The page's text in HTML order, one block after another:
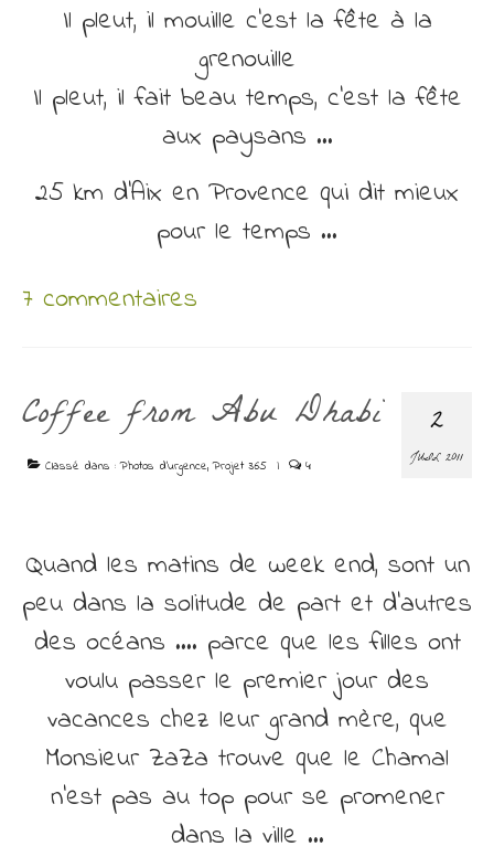
Il pleut, il mouille c’est la fête à la
grenouille
Il pleut, il fait beau temps, c’est la fête
aux paysans …
25 km d’Aix en Provence qui dit mieux
pour le temps …
7 commentaires
2
JUIL 2011
Coffee from Abu Dhabi
Classé dans :Photos d'urgence,Projet 365 | 4
Quand les matins de week end, sont un
peu dans la solitude de part et d’autres
des océans …. parce que les filles ont
voulu passer le premier jour des
vacances chez leur grand mère, que
Monsieur ZaZa trouve que le Chamal
n’est pas au top pour se promener
dans la ville …